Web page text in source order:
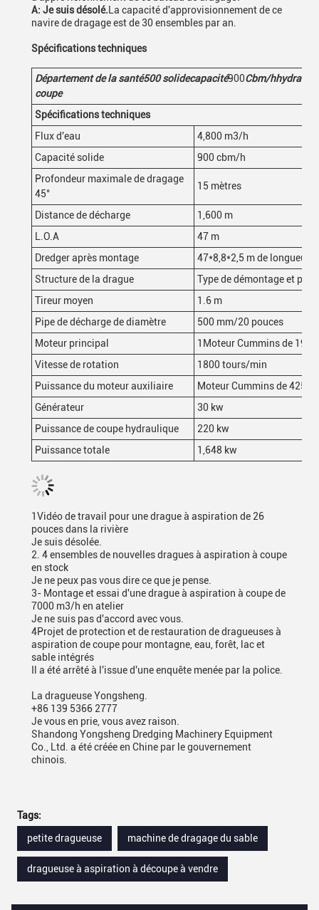
A: Je suis désolé. La capacité d'approvisionnement de ce
navire de dragage est de 30 ensembles par an.
Spécifications techniques
Département de la santé500 solidecapacité900Cbm/h
coupe
Spécifications techniques
Flux d'eau
4,800 m3/h
Capacité solide
900 cbm/h
Profondeur maximale de dragage
45°
15 mètres
Distance de décharge
1,600 m
L.O.A
47 m
Dredger après montage
47*8,8*2,5 m de longueur
Structure de la drague
Type de démontage et
Tireur moyen
1.6 m
Pipe de décharge de diamètre
500 mm/20 pouces
Moteur principal
1Moteur Cummins de 193
Vitesse de rotation
1800 tours/min
Puissance du moteur auxiliaire
Moteur Cummins de 425
Générateur
30 kw
Puissance de coupe hydraulique
220 kw
Puissance totale
1,648 kw
1Vidéo de travail pour une drague à aspiration de 26
pouces dans la rivière
Je suis désolée.
2. 4 ensembles de nouvelles dragues à aspiration à coupe
en stock
Je ne peux pas vous dire ce que je pense.
3- Montage et essai d'une drague à aspiration à coupe de
7000 m3/h en atelier
Je ne suis pas d'accord avec vous.
4Projet de protection et de restauration de dragueuses à
aspiration de coupe pour montagne, eau, forêt, lac et
sable intégrés
Il a été arrêté à l'issue d'une enquête menée par la police.
La dragueuse Yongsheng.
+86 139 5366 2777
Je vous en prie, vous avez raison.
Shandong Yongsheng Dredging Machinery Equipment
Co., Ltd. a été créée en Chine par le gouvernement
chinois.
Tags:
petite dragueuse
machine de dragage du sable
dragueuse à aspiration à découpe à vendre